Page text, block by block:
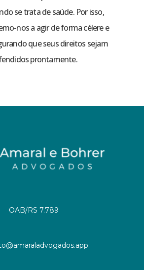
se trata de saúde. Por isso,
nos a agir de forma célere e
que seus direitos sejam
prontamente.
OAB/RS 7.789